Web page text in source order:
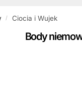
/ Ciocia i Wujek
Body